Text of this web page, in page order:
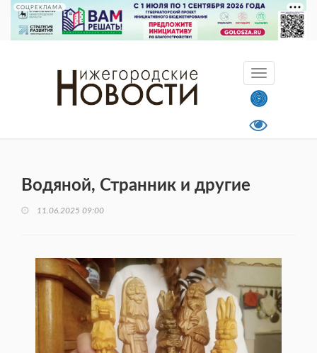
СОЦРЕКЛАМА
Водяной, Странник и другие
11.06.2025 09:00